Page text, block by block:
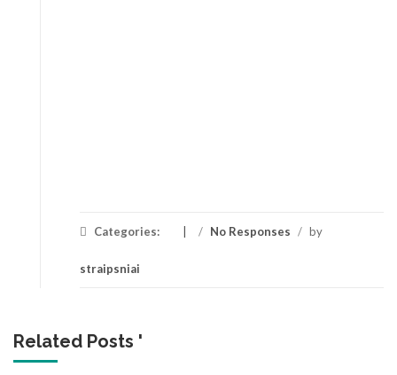
Categories: / No Responses / by
straipsniai
Related Posts '